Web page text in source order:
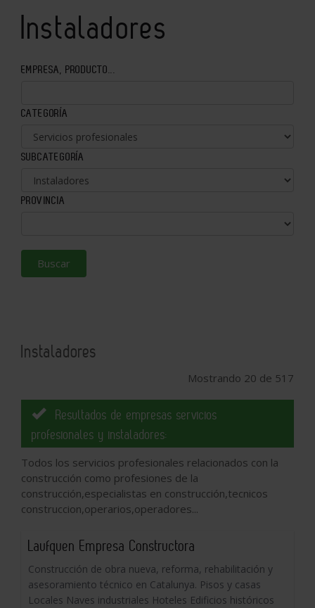
Instaladores
EMPRESA, PRODUCTO...
CATEGORÍA
SUBCATEGORÍA
PROVINCIA
Buscar
Instaladores
Mostrando 20 de 517
Resultados de empresas servicios
profesionales y instaladores:
Todos los servicios profesionales relacionados con la
construcción como profesiones de la
construcción,especialistas en construcción,tecnicos
construccion,operarios,operadores...
Laufquen Empresa Constructora
Construcción de obra nueva, reforma, rehabilitación y
asesoramiento técnico en Catalunya. Pisos y casas
Locales Naves industriales Hoteles Edificios históricos